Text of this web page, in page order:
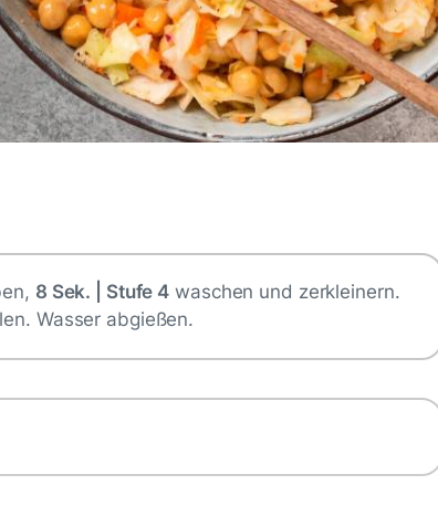
8 Sek. | Stufe 4 waschen und zerkleinern.
Wasser abgießen.